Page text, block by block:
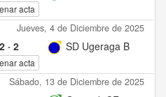
acta
Jueves, 4 de Diciembre de 2025
2· 2 SD Ugeraga B
acta
Sábado, 13 de Diciembre de 2025